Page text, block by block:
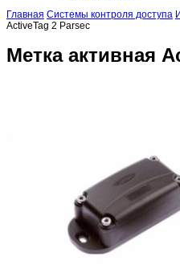
Главная Системы контроля доступа
ActiveTag 2 Parsec
Метка активная